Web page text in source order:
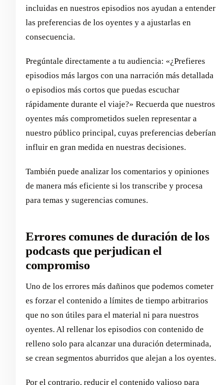
incluidas en nuestros episodios nos ayudan a entender
las preferencias de los oyentes y a ajustarlas en
consecuencia.
Pregúntale directamente a tu audiencia: «¿Prefieres
episodios más largos con una narración más detallada
o episodios más cortos que puedas escuchar
rápidamente durante el viaje?» Recuerda que nuestros
oyentes más comprometidos suelen representar a
nuestro público principal, cuyas preferencias deberían
influir en gran medida en nuestras decisiones.
También puede analizar los comentarios y opiniones
de manera más eficiente si los transcribe y procesa
para temas y sugerencias comunes.
Errores comunes de duración de los
podcasts que perjudican el
compromiso
Uno de los errores más dañinos que podemos cometer
es forzar el contenido a límites de tiempo arbitrarios
que no son útiles para el material ni para nuestros
oyentes. Al rellenar los episodios con contenido de
relleno solo para alcanzar una duración determinada,
se crean segmentos aburridos que alejan a los oyentes.
Por el contrario, reducir el contenido valioso para